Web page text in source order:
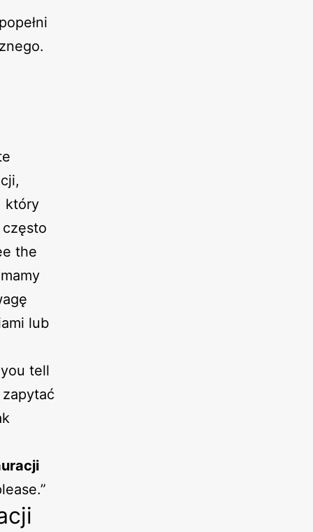
który
często
the
lub
tell